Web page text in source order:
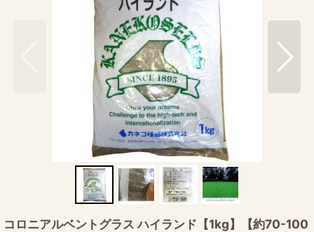
コロニアルベントグラス ハイランド【1kg】【約70-100